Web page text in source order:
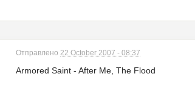
Отправлено 22 October 2007 - 08:37
Armored Saint - After Me, The Flood